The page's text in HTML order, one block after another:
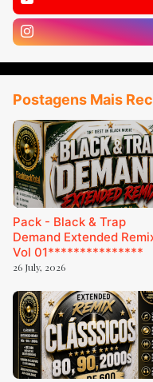
Postagens Mais
Pack - Black & Trap
Demand Extended
Vol 01***************
26 July, 2026